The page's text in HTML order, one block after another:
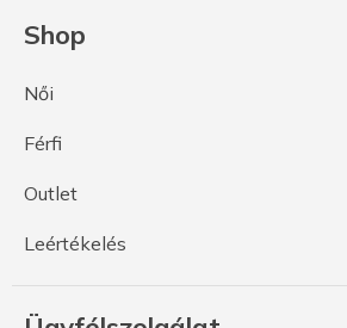
Shop
Női
Férfi
Outlet
Leértékelés